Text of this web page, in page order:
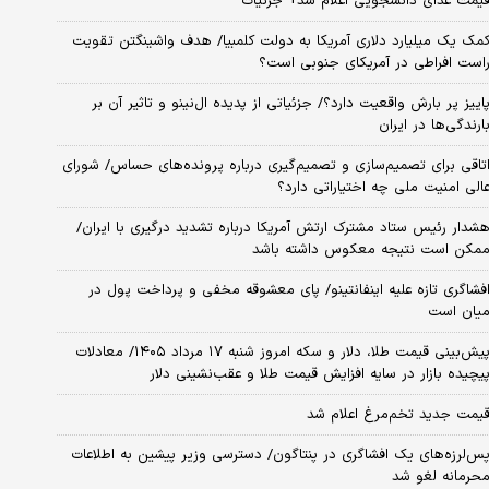
کمک یک میلیارد دلاری آمریکا به دولت کلمبیا/ هدف واشینگتن تقویت
راست افراطی در آمریکای جنوبی است؟
پاییز پر بارش واقعیت دارد؟/ جزئیاتی از پدیده ال‌نینو و تاثیر آن بر
بارندگی‌ها در ایران
اتاقی برای تصمیم‌سازی و تصمیم‌گیری درباره پرونده‌های حساس/ شورای
عالی امنیت ملی چه اختیاراتی دارد؟
هشدار رئیس ستاد مشترک ارتش آمریکا درباره تشدید درگیری با ایران/
ممکن است نتیجه معکوس داشته باشد
افشاگری تازه علیه اینفانتینو/ پای معشوقه مخفی و پرداخت پول در
میان است
پیش‌بینی قیمت طلا، دلار و سکه امروز شنبه ۱۷ مرداد ۱۴۰۵/ معادلات
پیچیده بازار در سایه افزایش قیمت طلا و عقب‌نشینی دلار
قیمت جدید تخم‌مرغ اعلام شد
پس‌لرزه‌های یک افشاگری در پنتاگون/ دسترسی وزیر پیشین به اطلاعات
محرمانه لغو شد